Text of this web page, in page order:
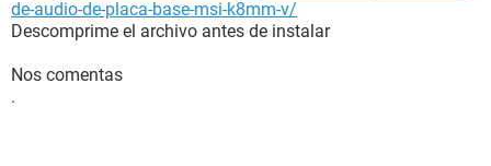
de-audio-de-placa-base-msi-k8mm-v/
Descomprime el archivo antes de instalar
Nos comentas
.